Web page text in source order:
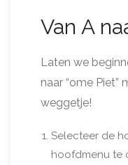
Van A
Laten we
naar “ome Piet”
weggetje!
Selecteer de
hoofdmenu te